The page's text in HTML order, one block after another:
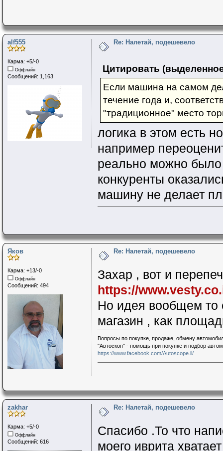
alf555
Карма: +5/-0
Оффлайн
Сообщений: 1,163
Re: Налетай, подешевело
Цитировать
Если машина на самом
течение года и,
"традиционное" место
логика в этом есть
например
реально можно было
конкуренты
машину не делает
Яков
Карма: +13/-0
Оффлайн
Сообщений: 494
Re: Налетай, подешевело
Захар , вот и
https://
Но идея вообщем то
магазин , как
Вопросы по покупке, продаже, обмену
"Автоскоп" - помощь при покупке и подбор
https://www.facebook.com/Autoscope.il/
zakhar
Карма: +5/-0
Оффлайн
Сообщений: 616
Re: Налетай, подешевело
Спасибо .То что
моего иврита